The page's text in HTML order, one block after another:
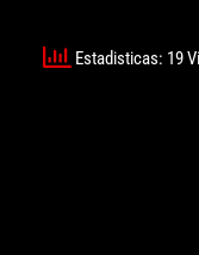
Estadisticas: 19